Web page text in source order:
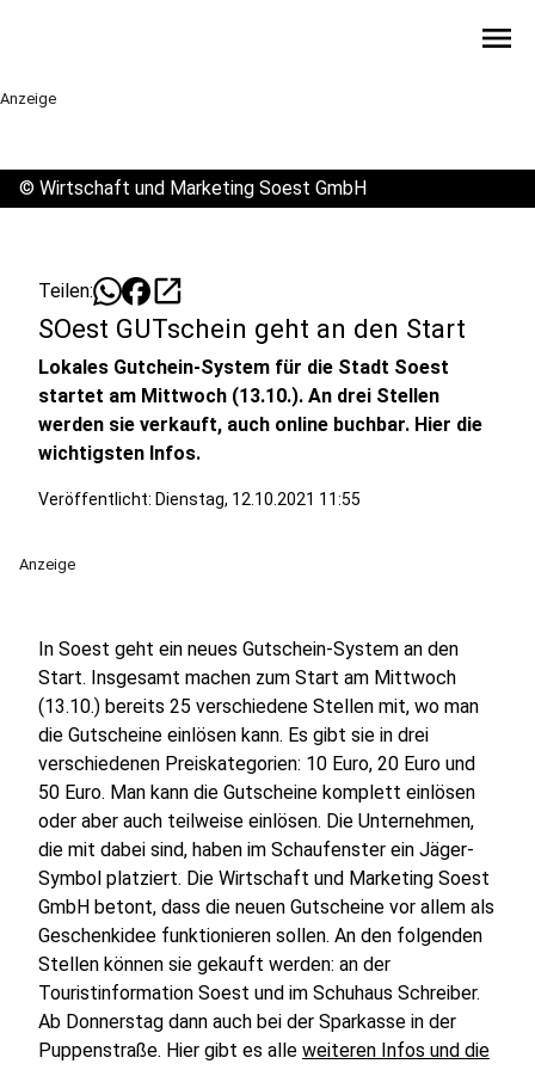
menu
Anzeige
© Wirtschaft und Marketing Soest GmbH
Teilen: open_in_new
SOest GUTschein geht an den Start
Lokales Gutchein-System für die Stadt Soest
startet am Mittwoch (13.10.). An drei Stellen
werden sie verkauft, auch online buchbar. Hier die
wichtigsten Infos.
Veröffentlicht: Dienstag, 12.10.2021 11:55
Anzeige
In Soest geht ein neues Gutschein-System an den
Start. Insgesamt machen zum Start am Mittwoch
(13.10.) bereits 25 verschiedene Stellen mit, wo man
die Gutscheine einlösen kann. Es gibt sie in drei
verschiedenen Preiskategorien: 10 Euro, 20 Euro und
50 Euro. Man kann die Gutscheine komplett einlösen
oder aber auch teilweise einlösen. Die Unternehmen,
die mit dabei sind, haben im Schaufenster ein Jäger-
Symbol platziert. Die Wirtschaft und Marketing Soest
GmbH betont, dass die neuen Gutscheine vor allem als
Geschenkidee funktionieren sollen. An den folgenden
Stellen können sie gekauft werden: an der
Touristinformation Soest und im Schuhaus Schreiber.
Ab Donnerstag dann auch bei der Sparkasse in der
Puppenstraße. Hier gibt es alle weiteren Infos und die